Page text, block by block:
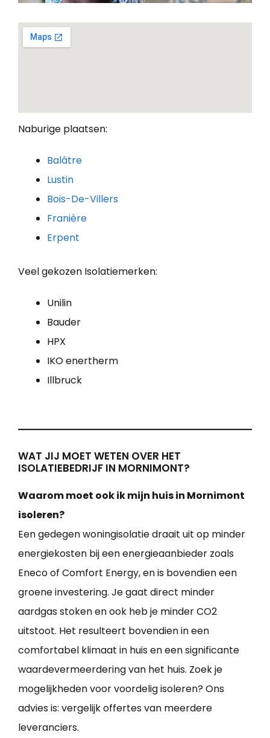
Naburige plaatsen:
Balâtre
Lustin
Bois-De-Villers
Franière
Erpent
Veel gekozen Isolatiemerken:
Unilin
Bauder
HPX
IKO enertherm
Illbruck
WAT JIJ MOET WETEN OVER HET
ISOLATIEBEDRIJF IN MORNIMONT?
Waarom moet ook ik mijn huis in Mornimont
isoleren?
Een gedegen woningisolatie draait uit op minder
energiekosten bij een energieaanbieder zoals
Eneco of Comfort Energy, en is bovendien een
groene investering. Je gaat direct minder
aardgas stoken en ook heb je minder CO2
uitstoot. Het resulteert bovendien in een
comfortabel klimaat in huis en een significante
waardevermeerdering van het huis. Zoek je
mogelijkheden voor voordelig isoleren? Ons
advies is: vergelijk offertes van meerdere
leveranciers.